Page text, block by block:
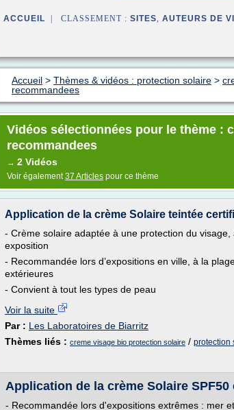
ACCUEIL | CLASSEMENT : SITES, AUTEURS DE
Accueil > Thèmes & vidéos : protection solaire >
recommandees
Vidéos sélectionnées pour le thème :
recommandees
→ 2 Vidéos
Voir également37 Articles pour ce thème
Application de la crème Solaire teintée
- Crème solaire adaptée à une protection du
exposition
- Recommandée lors d’expositions en ville, à la
extérieures
- Convient à tout les types de peau
Voir la suite
Par : Les Laboratoires de Biarritz
Thèmes liés : creme visage bio protection solaire / protection
Application de la crème Solaire
- Recommandée lors d'expositions extrêmes : mer